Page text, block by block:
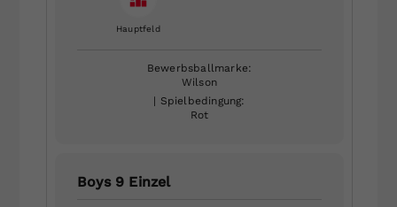
Hauptfeld
Bewerbsballmarke:
Wilson
| Spielbedingung:
Rot
Boys 9 Einzel